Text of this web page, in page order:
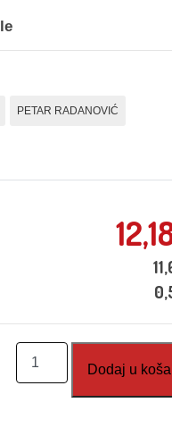
PETAR RADANOVIĆ
Dodaj u